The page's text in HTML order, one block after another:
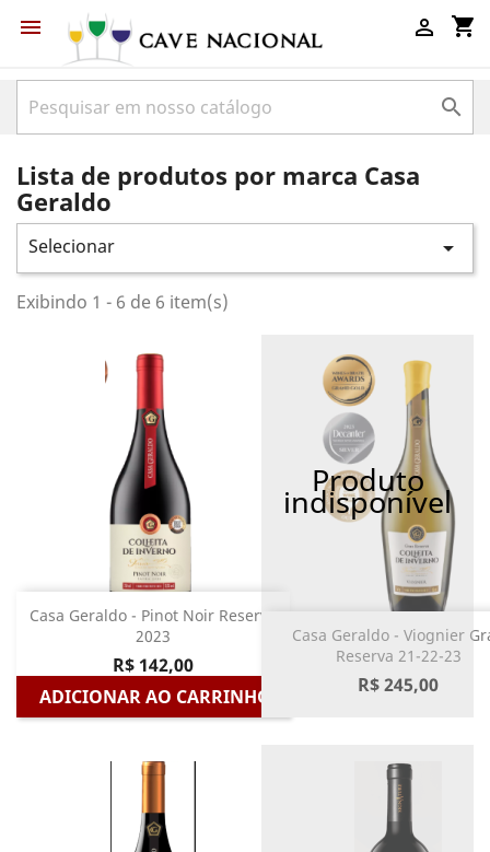
 shopping_cart


Lista de produtos por marca Casa
Geraldo
Selecionar 
Exibindo 1 - 6 de 6 item(s)
Casa Geraldo - Pinot Noir Reserva
2023
R$ 142,00
ADICIONAR AO CARRINHO
Produto
indisponível
Casa Geraldo - Viognier
Reserva 21-22-23
R$ 245,00